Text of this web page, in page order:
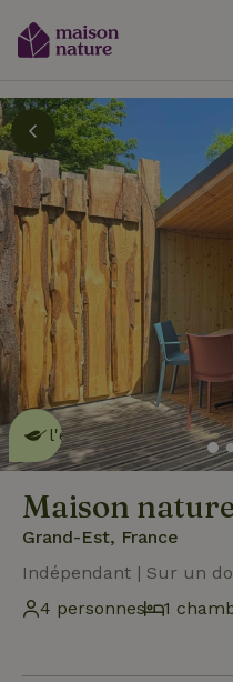
Cette Maison Nature
l'effeten savoir plus
Maison
Grand-Est, France
Indépendant | Sur un
4 personnes
1